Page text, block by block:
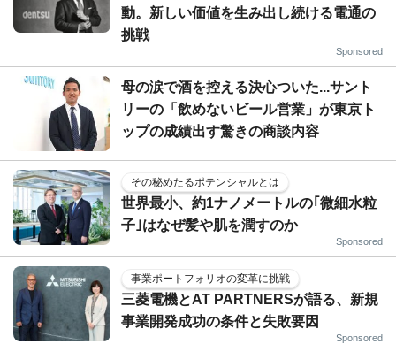
動。新しい価値を生み出し続ける電通の
挑戦
Sponsored
母の涙で酒を控える決心ついた...サント
リーの「飲めないビール営業」が東京ト
ップの成績出す驚きの商談内容
その秘めたるポテンシャルとは
世界最小、約1ナノメートルの｢微細水粒
子｣はなぜ髪や肌を潤すのか
Sponsored
事業ポートフォリオの変革に挑戦
三菱電機とAT PARTNERSが語る、新規
事業開発成功の条件と失敗要因
Sponsored